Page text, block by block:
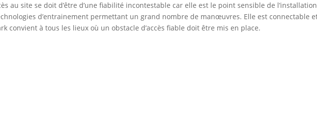
au site se doit d’être d’une fiabilité incontestable car elle est le point sensible de
d’entrainement permettant un grand nombre de manœuvres. Elle est connectable
convient à tous les lieux où un obstacle d’accès fiable doit être mis en place.